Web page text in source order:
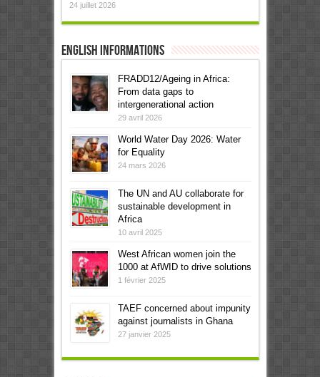
24 juillet 2026
English informations
FRADD12/Ageing in Africa:
From data gaps to
intergenerational action
29 avril 2026
World Water Day 2026: Water
for Equality
24 mars 2026
The UN and AU collaborate for
sustainable development in
Africa
10 avril 2025
West African women join the
1000 at AfWID to drive solutions
1 février 2025
TAEF concerned about impunity
against journalists in Ghana
27 janvier 2025